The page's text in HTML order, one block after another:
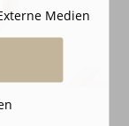
Medien